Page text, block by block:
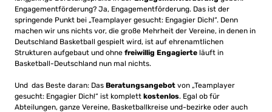
Engagementförderung? Ja, Engagementförderung. Das ist der
springende Punkt bei „Teamplayer gesucht: Engagier Dich!“. Denn
machen wir uns nichts vor, die große Mehrheit der Vereine, in denen in
Deutschland Basketball gespielt wird, ist auf ehrenamtlichen
Strukturen aufgebaut und ohne freiwillig Engagierte läuft in
Basketball-Deutschland nun mal nichts.
Und das Beste daran: Das Beratungsangebot von „Teamplayer
gesucht: Engagier Dich!“ ist komplett kostenlos. Egal ob für
Abteilungen, ganze Vereine, Basketballkreise und-bezirke oder auch